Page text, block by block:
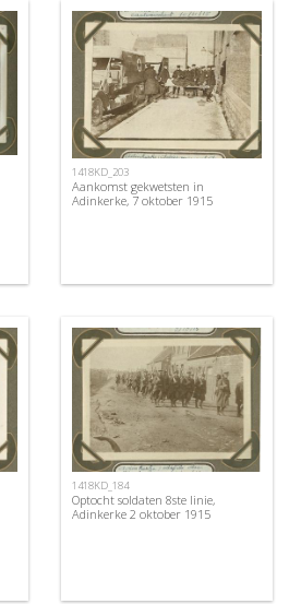
1418KD_203
Aankomst gekwetsten in
Adinkerke, 7 oktober 1915
1418KD_184
Optocht soldaten 8ste linie,
Adinkerke 2 oktober 1915